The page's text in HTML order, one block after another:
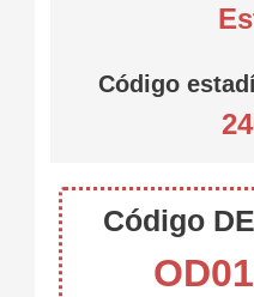
Código
Código